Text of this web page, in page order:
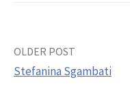
Post
OLDER POST
Stefanina Sgambati